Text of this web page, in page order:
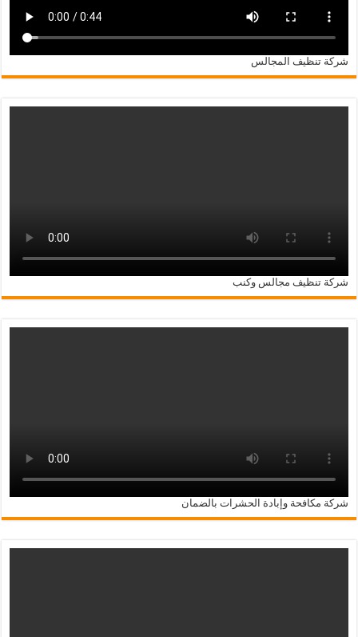
شركة تنظيف المجالس
شركة تنظيف مجالس وكنب
شركة مكافحة وإبادة الحشرات بالضمان